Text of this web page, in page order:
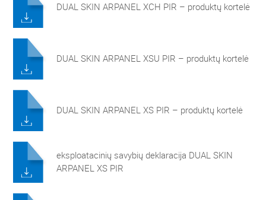
DUAL SKIN ARPANEL XCH PIR – produktų kortelė
DUAL SKIN ARPANEL XSU PIR – produktų kortelė
DUAL SKIN ARPANEL XS PIR – produktų kortelė
eksploatacinių savybių deklaracija DUAL SKIN
ARPANEL XS PIR